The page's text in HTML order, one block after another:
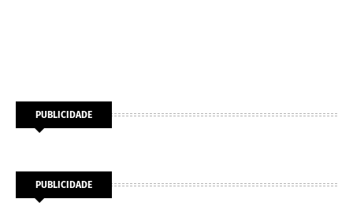
PUBLICIDADE
PUBLICIDADE